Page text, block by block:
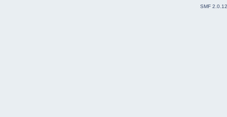
SMF 2.0.12